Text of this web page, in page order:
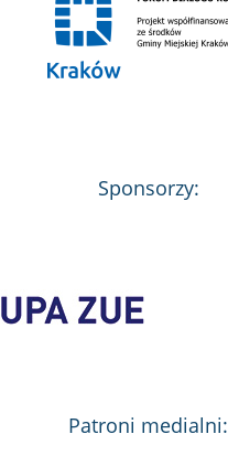
Sponsorzy:
Patroni medialni: